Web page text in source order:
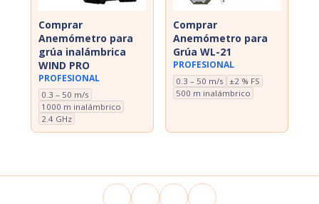
Comprar
Anemómetro para
grúa inalámbrica
WIND PRO
PROFESIONAL
0.3 – 50 m/s
1000 m inalámbrico
2.4 GHz
Comprar
Anemómetro para
Grúa WL-21
PROFESIONAL
0.3 – 50 m/s ±2 % FS
500 m inalámbrico